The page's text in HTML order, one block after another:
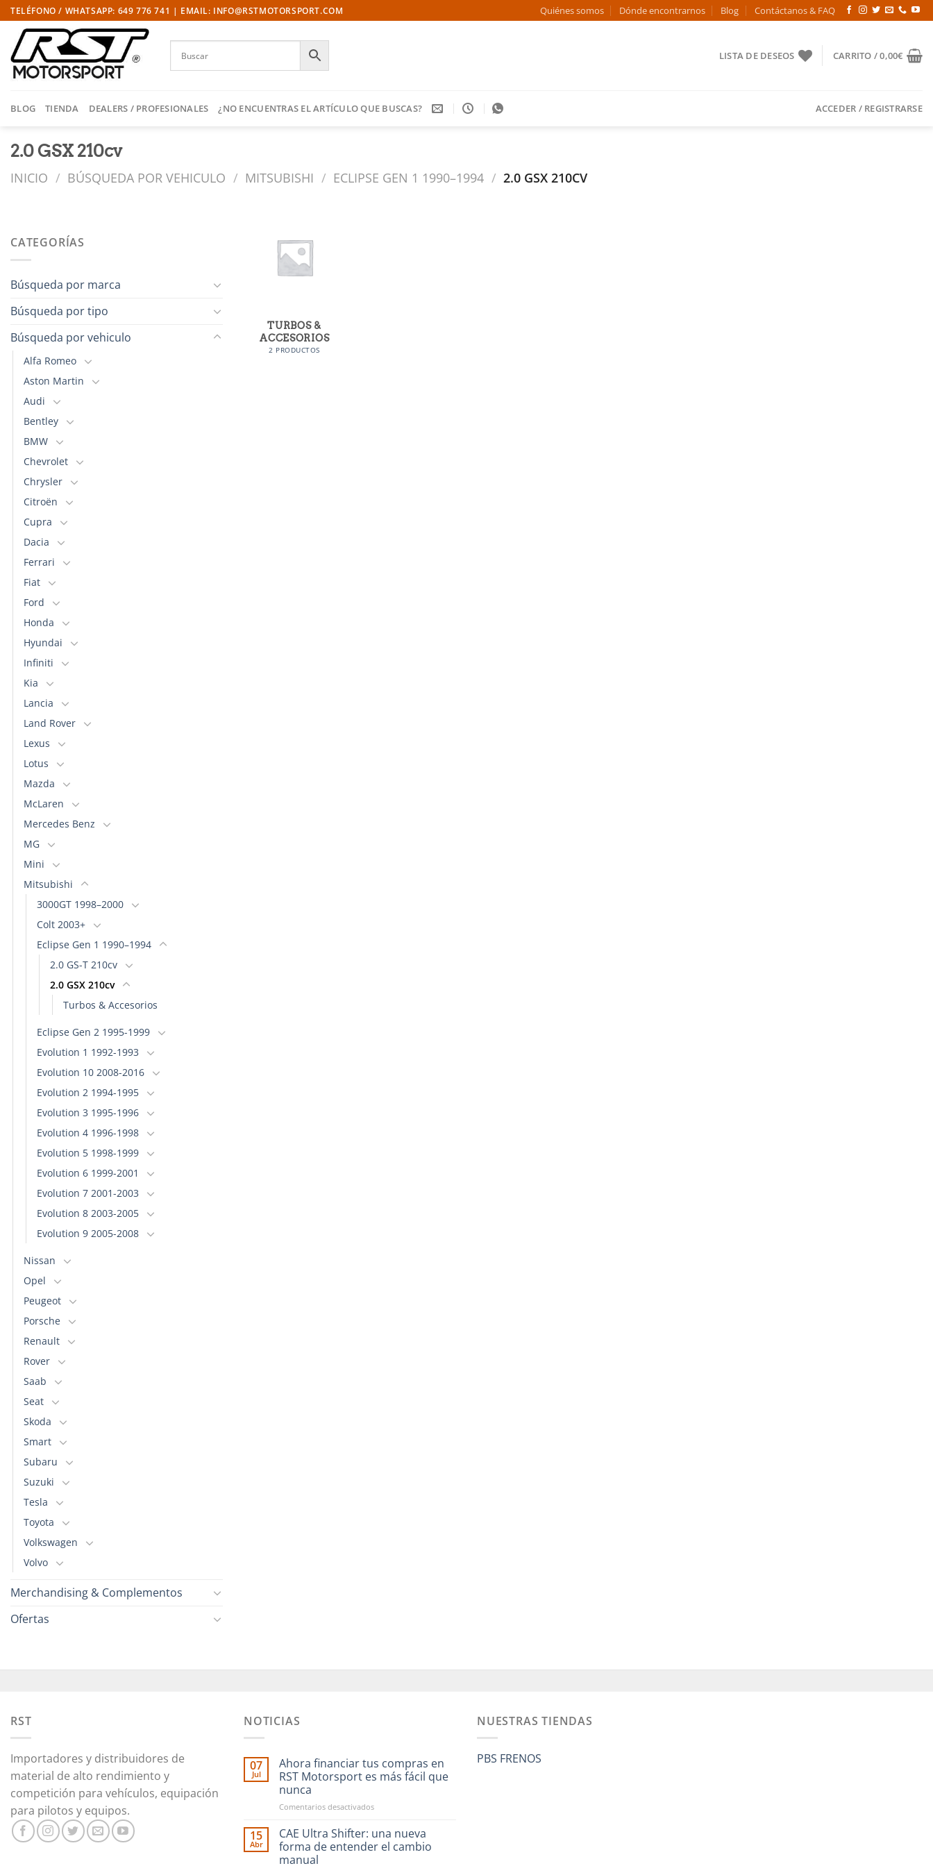
Saltar
al
contenido
TELÉFONO / WHATSAPP: 649 776 741 | EMAIL: INFO@RSTMOTORSPORT.COM Quiénes somos Dónde encontrarnos Blog Contáctanos & FAQ
LISTA DE DESEOS CARRITO /0,00€
BLOG TIENDA DEALERS / PROFESIONALES ¿NO ENCUENTRAS EL ARTÍCULO QUE BUSCAS? ACCEDER / REGISTRARSE
2.0 GSX 210cv
INICIO / BÚSQUEDA POR VEHICULO / MITSUBISHI / ECLIPSE GEN 1 1990–1994 / 2.0 GSX 210CV
CATEGORÍAS
Búsqueda por marca
Búsqueda por tipo
Búsqueda por vehiculo
Alfa Romeo
Aston Martin
Audi
Bentley
BMW
Chevrolet
Chrysler
Citroën
Cupra
Dacia
Ferrari
Fiat
Ford
Honda
Hyundai
Infiniti
Kia
Lancia
Land Rover
Lexus
Lotus
Mazda
McLaren
Mercedes Benz
MG
Mini
Mitsubishi
3000GT 1998–2000
Colt 2003+
Eclipse Gen 1 1990–1994
2.0 GS-T 210cv
2.0 GSX 210cv
Turbos & Accesorios
Eclipse Gen 2 1995-1999
Evolution 1 1992-1993
Evolution 10 2008-2016
Evolution 2 1994-1995
Evolution 3 1995-1996
Evolution 4 1996-1998
Evolution 5 1998-1999
Evolution 6 1999-2001
Evolution 7 2001-2003
Evolution 8 2003-2005
Evolution 9 2005-2008
Nissan
Opel
Peugeot
Porsche
Renault
Rover
Saab
Seat
Skoda
Smart
Subaru
Suzuki
Tesla
Toyota
Volkswagen
Volvo
Merchandising & Complementos
Ofertas
TURBOS &
ACCESORIOS
2 PRODUCTOS
RST
Importadores y distribuidores de
material de alto rendimiento y
competición para vehículos, equipación
para pilotos y equipos.
NOTICIAS
07
Jul
Ahora financiar tus compras en
RST Motorsport es más fácil que
nunca
Comentarios desactivadosen
financiar
compras
15
Abr
CAE Ultra Shifter: una nueva
forma de entender el cambio
manual
NUESTRAS TIENDAS
PBS FRENOS